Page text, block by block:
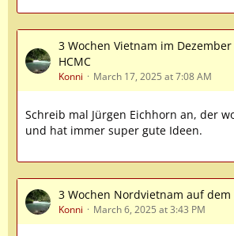
3 Wochen Vietnam im
HCMC
Konni March 17, 2025 at 7:08 AM
Schreib mal Jürgen Eichhorn an, der
und hat immer super gute Ideen.
3 Wochen Nordvietnam auf
Konni March 6, 2025 at 3:43 PM